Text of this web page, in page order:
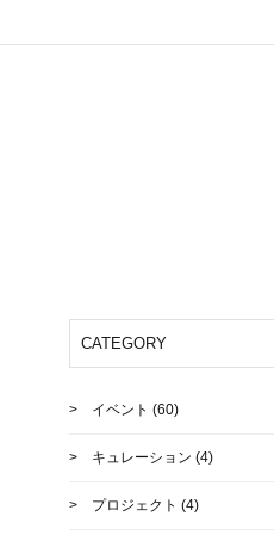
CATEGORY
イベント (60)
キュレーション (4)
プロジェクト (4)